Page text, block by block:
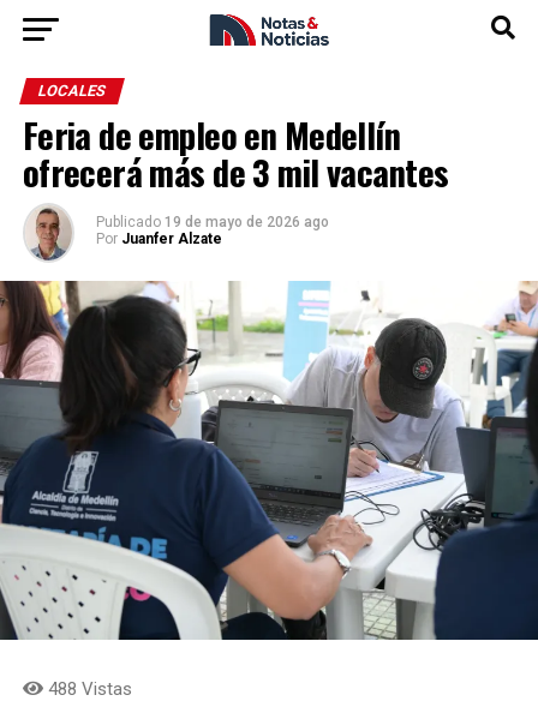
LOCALES
Feria de empleo en Medellín
ofrecerá más de 3 mil vacantes
Publicado 19 de mayo de 2026 ago
Por Juanfer Alzate
488 Vistas